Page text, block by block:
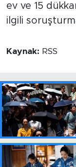
ev ve 15
ilgili
Kaynak: RSS